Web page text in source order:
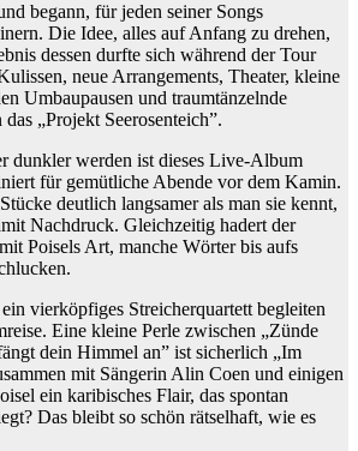
begann, für jeden seiner Songs
Die Idee, alles auf Anfang zu drehen,
dessen durfte sich während der Tour
neue Arrangements, Theater, kleine
Umbaupausen und traumtänzelnde
„Projekt Seerosenteich”.
dunkler werden ist dieses Live-Album
für gemütliche Abende vor dem Kamin.
deutlich langsamer als man sie kennt,
Nachdruck. Gleichzeitig hadert der
Poisels Art, manche Wörter bis aufs
vierköpfiges Streicherquartett begleiten
Eine kleine Perle zwischen „Zünde
dein Himmel an” ist sicherlich „Im
mit Sängerin Alin Coen und einigen
ein karibisches Flair, das spontan
Das bleibt so schön rätselhaft, wie es